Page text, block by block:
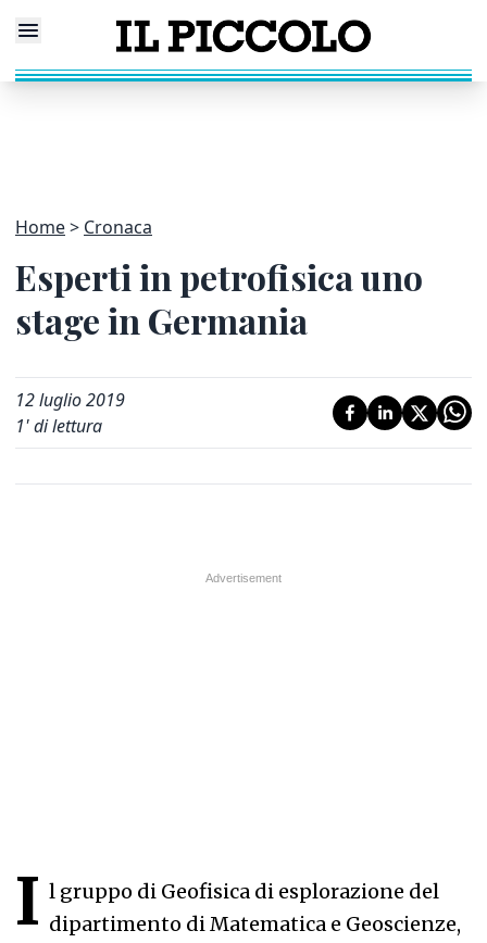
Home Cronaca
Esperti in petrofisica uno
stage in Germania
12 luglio 2019
1' di lettura
I l gruppo di Geofisica di esplorazione del
dipartimento di Matematica e Geoscienze,